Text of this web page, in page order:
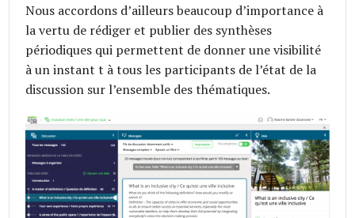
Nous accordons d’ailleurs beaucoup d’importance à
la vertu de rédiger et publier des synthèses
périodiques qui permettent de donner une visibilité
à un instant t à tous les participants de l’état de la
discussion sur l’ensemble des thématiques.